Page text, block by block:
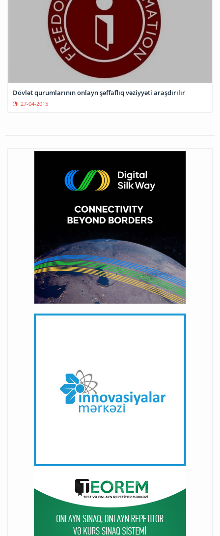
Dövlət qurumlarının onlayn şəffaflıq vəziyyəti araşdırılır
27-04-2015